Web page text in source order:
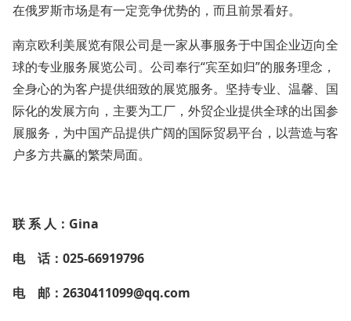
在俄罗斯市场是有一定竞争优势的，而且前景看好。
南京欧利美展览有限公司是一家从事服务于中国企业迈向全
球的专业服务展览公司。公司奉行“宾至如归”的服务理念，
全身心的为客户提供细致的展览服务。坚持专业、温馨、国
际化的发展方向，主要为工厂，外贸企业提供全球的出国参
展服务，为中国产品提供广阔的国际贸易平台，以营造与客
户多方共赢的繁荣局面。
联 系 人： Gina
电话：025-66919796
电邮：2630411099@qq.com